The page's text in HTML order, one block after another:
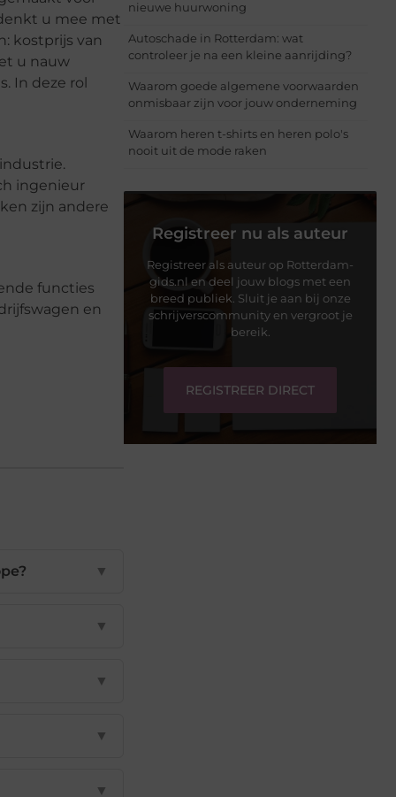
u mee met
kostprijs van
u nauw
In deze rol
ingenieur
zijn andere
functies
en
▼
▼
▼
▼
▼
nieuwe huurwoning
Autoschade in Rotterdam: wat
controleer je na een kleine aanrijding?
Waarom goede algemene voorwaarden
onmisbaar zijn voor jouw onderneming
Waarom heren t-shirts en heren polo's
nooit uit de mode raken
Registreer nu als auteur
Registreer als auteur op Rotterdam-
gids.nl en deel jouw blogs met een
breed publiek. Sluit je aan bij onze
schrijverscommunity en vergroot je
bereik.
REGISTREER DIRECT